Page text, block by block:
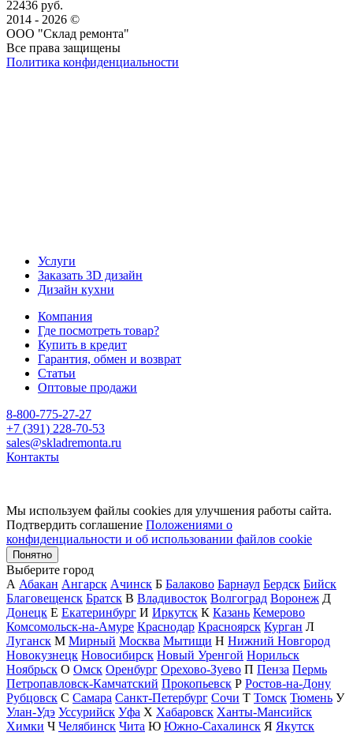
22436 руб.
2014 - 2026 ©
ООО "Склад ремонта"
Все права защищены
Политика конфиденциальности
Услуги
Заказать 3D дизайн
Дизайн кухни
Компания
Где посмотреть товар?
Купить в кредит
Гарантия, обмен и возврат
Статьи
Оптовые продажи
8-800-775-27-27
+7 (391) 228-70-53
sales@skladremonta.ru
Контакты
Мы используем файлы cookies для улучшения работы сайта.
Подтвердить соглашение Положениями о
конфиденциальности и об использовании файлов cookie
Понятно
Выберите город
А Абакан Ангарск Ачинск Б Балаково Барнаул Бердск Бийск
Благовещенск Братск В Владивосток Волгоград Воронеж Д
Донецк Е Екатеринбург И Иркутск К Казань Кемерово
Комсомольск-на-Амуре Краснодар Красноярск Курган Л
Луганск М Мирный Москва Мытищи Н Нижний Новгород
Новокузнецк Новосибирск Новый Уренгой Норильск
Ноябрьск О Омск Оренбург Орехово-Зуево П Пенза Пермь
Петропавловск-Камчатский Прокопьевск Р Ростов-на-Дону
Рубцовск С Самара Санкт-Петербург Сочи Т Томск Тюмень У
Улан-Удэ Уссурийск Уфа Х Хабаровск Ханты-Мансийск
Химки Ч Челябинск Чита Ю Южно-Сахалинск Я Якутск